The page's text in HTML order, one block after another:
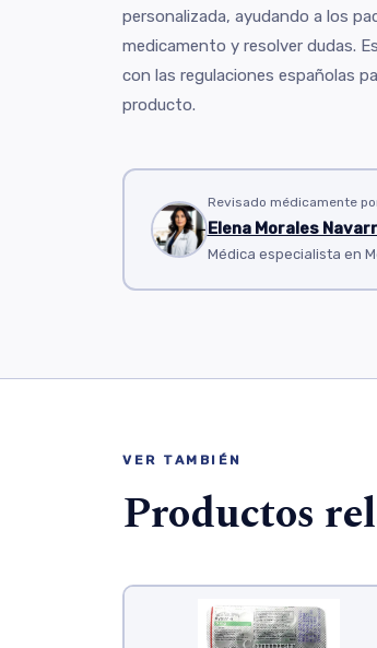
personalizada, ayudando a los
medicamento y resolver dudas.
con las regulaciones españolas
producto.
Revisado médicamente
Elena Morales
Médica especialista en
VER TAMBIÉN
Productos